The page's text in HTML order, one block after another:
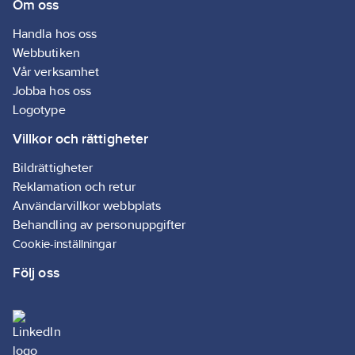
Om oss
Handla hos oss
Webbutiken
Vår verksamhet
Jobba hos oss
Logotype
Villkor och rättigheter
Bildrättigheter
Reklamation och retur
Användarvillkor webbplats
Behandling av personuppgifter
Cookie-inställningar
Följ oss